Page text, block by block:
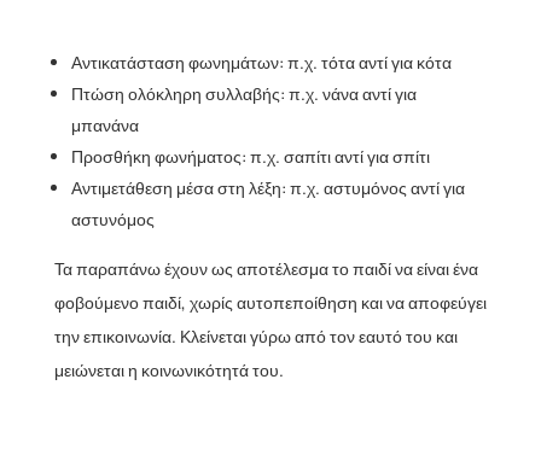
Αντικατάσταση φωνημάτων: π.χ. τότα αντί για κότα
Πτώση ολόκληρη συλλαβής: π.χ. νάνα αντί για
μπανάνα
Προσθήκη φωνήματος: π.χ. σαπίτι αντί για σπίτι
Αντιμετάθεση μέσα στη λέξη: π.χ. αστυμόνος αντί για
αστυνόμος
Τα παραπάνω έχουν ως αποτέλεσμα το παιδί να είναι ένα
φοβούμενο παιδί, χωρίς αυτοπεποίθηση και να αποφεύγει
την επικοινωνία. Κλείνεται γύρω από τον εαυτό του και
μειώνεται η κοινωνικότητά του.